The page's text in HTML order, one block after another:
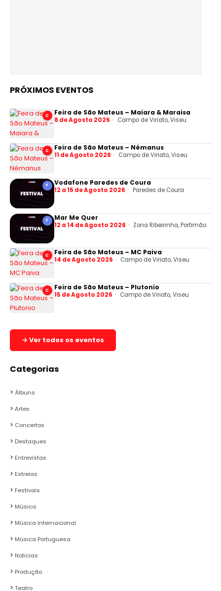
PRÓXIMOS EVENTOS
C Feira de São Mateus – Maiara & Maraisa
8 de Agosto 2026 Campo de Viriato, Viseu
C Feira de São Mateus – Némanus
11 de Agosto 2026 Campo de Viriato, Viseu
F Vodafone Paredes de Coura
12 a 15 de Agosto 2026 Paredes de Coura
F Mar Me Quer
12 a 14 de Agosto 2026 Zona Ribeirinha, Portimão
C Feira de São Mateus – MC Paiva
14 de Agosto 2026 Campo de Viriato, Viseu
C Feira de São Mateus – Plutonio
15 de Agosto 2026 Campo de Viriato, Viseu
→ Ver todos os eventos
Categorias
Álbuns
Artes
Concertos
Destaques
Entrevistas
Estreias
Festivais
Música
Música Internacional
Música Portuguesa
Noticias
Produção
Teatro